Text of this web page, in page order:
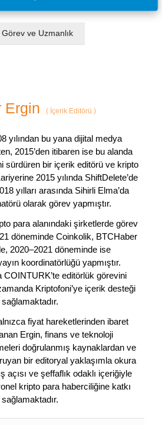
Görev ve Uzmanlık
Ergin (İçerik Editörü )
yılından bu yana dijital medya
2015’den itibaren ise bu alanda
sürdüren bir içerik editörü ve kripto
2015 yılında ShiftDelete’de
yılları arasında Sihirli Elma’da
olarak görev yapmıştır.
para alanındaki şirketlerde görev
döneminde Coinkolik, BTCHaber
2020–2021 döneminde ise
koordinatörlüğü yapmıştır.
COINTURK’te editörlük görevini
Kriptofoni’ye içerik desteği
sağlamaktadır.
fiyat hareketlerinden ibaret
Ergin, finans ve teknoloji
doğrulanmış kaynaklardan ve
bir editoryal yaklaşımla okura
açısı ve şeffaflık odaklı içeriğiyle
kripto para haberciliğine katkı
sağlamaktadır.